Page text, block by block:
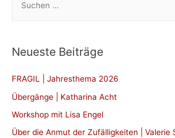
n
n
Neueste Beiträge
FRAGIL | Jahresthema 2026
Übergänge | Katharina Acht
Workshop mit Lisa Engel
Über die Anmut der Zufälligkeiten | Valerie